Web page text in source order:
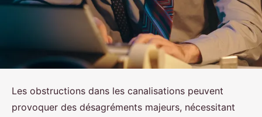
Les obstructions dans les canalisations peuvent
provoquer des désagréments majeurs, nécessitant